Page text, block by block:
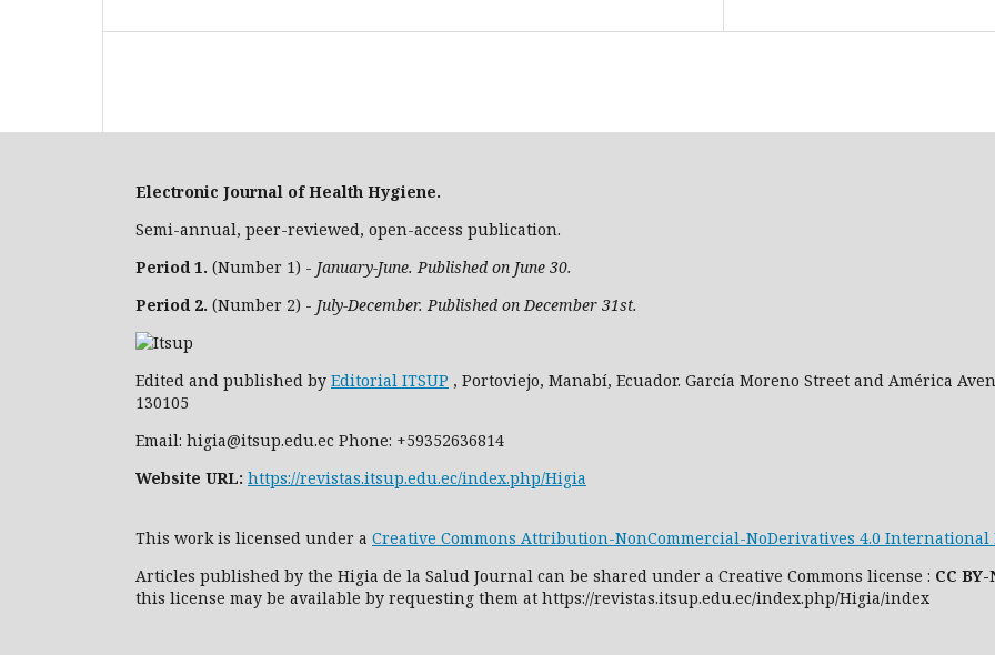
Electronic Journal of Health Hygiene.
Semi-annual, peer-reviewed, open-access publication.
Period 1. (Number 1) - January-June. Published on June 30.
Period 2. (Number 2) - July-December. Published on December 31st.
Edited and published by Editorial ITSUP , Portoviejo, Manabí, Ecuador. García Moreno Street and América
130105
Email: higia@itsup.edu.ec Phone: +59352636814
Website URL: https://revistas.itsup.edu.ec/index.php/Higia
This work is licensed under a Creative Commons Attribution-NonCommercial-NoDerivatives 4.0 International
Articles published by the Higia de la Salud Journal can be shared under a Creative Commons license : CC BY-
this license may be available by requesting them at https://revistas.itsup.edu.ec/index.php/Higia/index